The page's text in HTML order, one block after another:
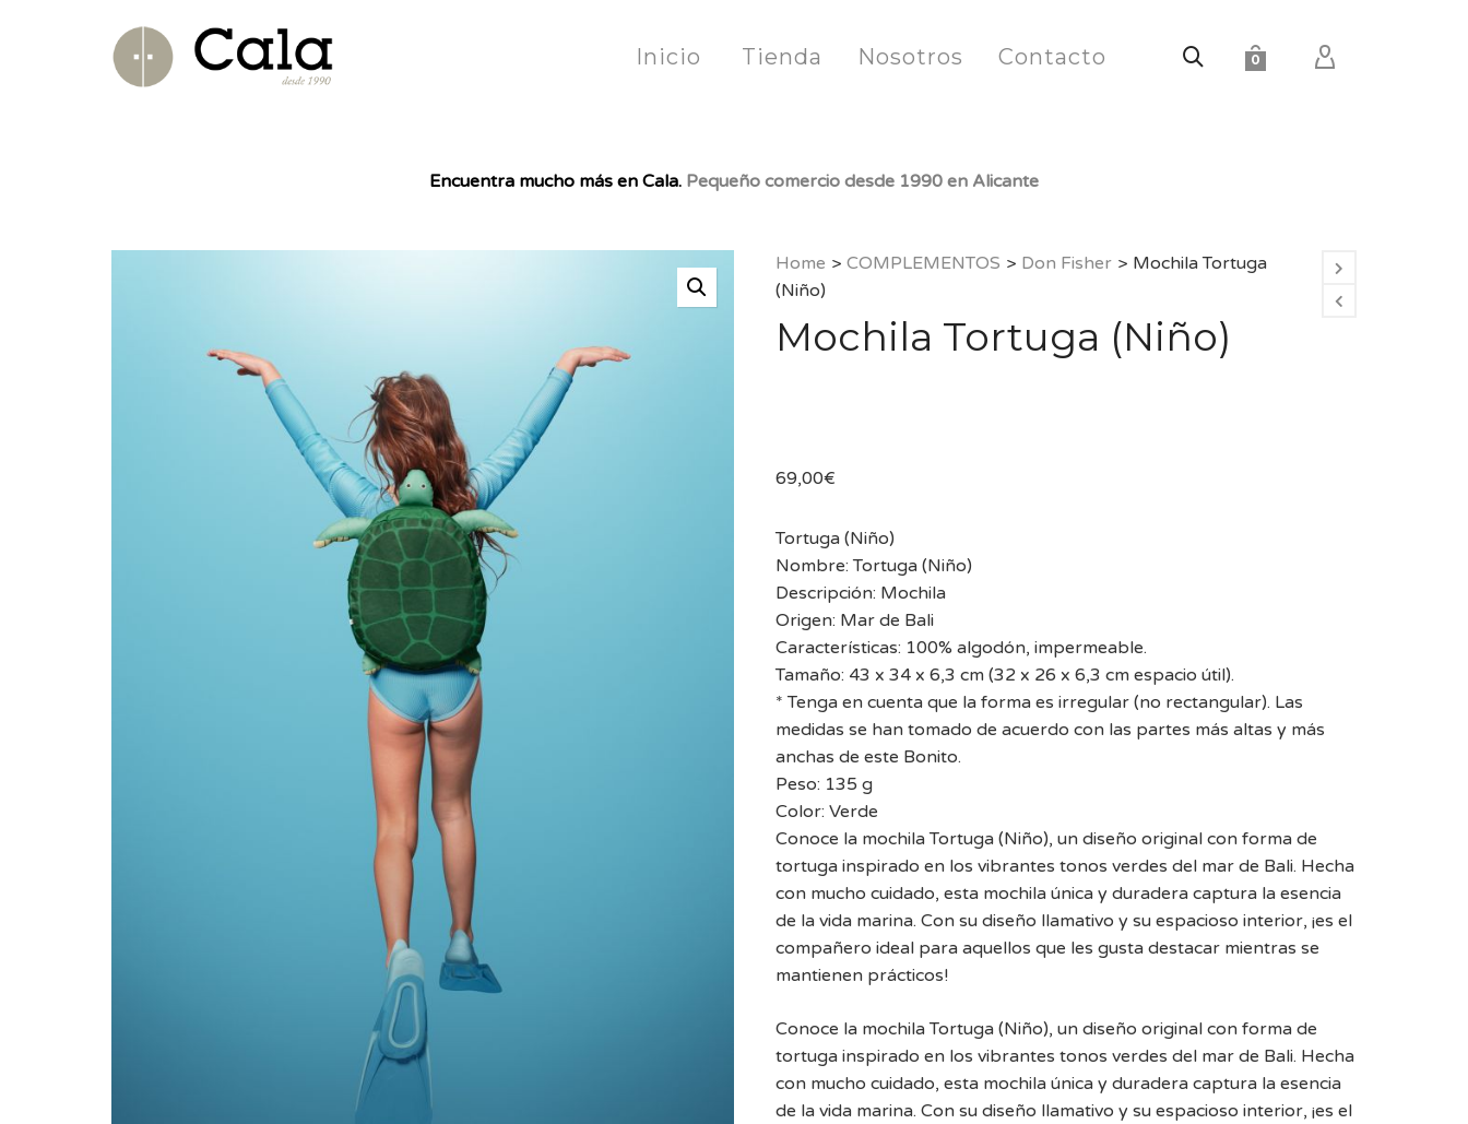
0
Inicio Tienda Nosotros Contacto
Encuentra mucho más en Cala. Pequeño comercio desde 1990 en Alicante
Home > COMPLEMENTOS > Don Fisher > Mochila Tortuga
(Niño)
Mochila Tortuga (Niño)
69,00€
Tortuga (Niño)
Nombre: Tortuga (Niño)
Descripción: Mochila
Origen: Mar de Bali
Características: 100% algodón, impermeable.
Tamaño: 43 x 34 x 6,3 cm (32 x 26 x 6,3 cm espacio útil).
* Tenga en cuenta que la forma es irregular (no rectangular). Las
medidas se han tomado de acuerdo con las partes más altas y más
anchas de este Bonito.
Peso: 135 g
Color: Verde
Conoce la mochila Tortuga (Niño), un diseño original con forma de
tortuga inspirado en los vibrantes tonos verdes del mar de Bali. Hecha
con mucho cuidado, esta mochila única y duradera captura la esencia
de la vida marina. Con su diseño llamativo y su espacioso interior, ¡es el
compañero ideal para aquellos que les gusta destacar mientras se
mantienen prácticos!
Conoce la mochila Tortuga (Niño), un diseño original con forma de
tortuga inspirado en los vibrantes tonos verdes del mar de Bali. Hecha
con mucho cuidado, esta mochila única y duradera captura la esencia
de la vida marina. Con su diseño llamativo y su espacioso interior, ¡es el